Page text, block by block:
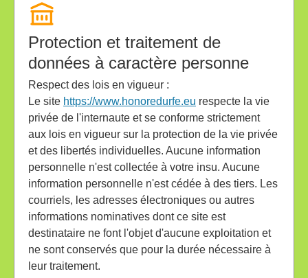
Protection et traitement de
données à caractère personne
Respect des lois en vigueur :
Le site https://www.honoredurfe.eu respecte la vie
privée de l'internaute et se conforme strictement
aux lois en vigueur sur la protection de la vie privée
et des libertés individuelles. Aucune information
personnelle n'est collectée à votre insu. Aucune
information personnelle n'est cédée à des tiers. Les
courriels, les adresses électroniques ou autres
informations nominatives dont ce site est
destinataire ne font l'objet d'aucune exploitation et
ne sont conservés que pour la durée nécessaire à
leur traitement.